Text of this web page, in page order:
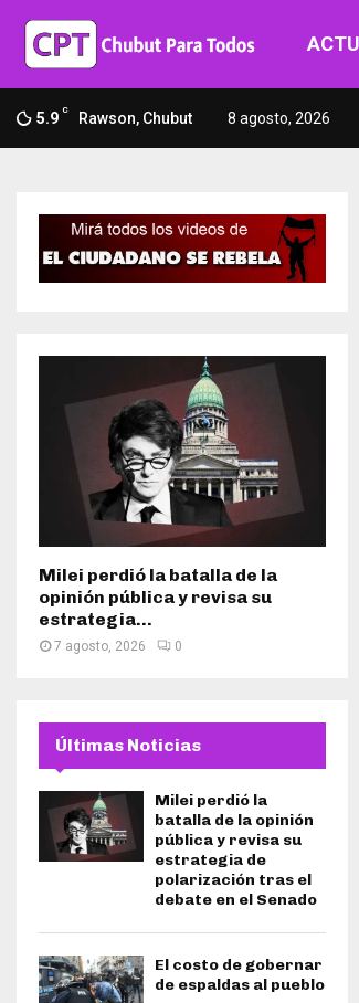
5.9 C Rawson, Chubut 8 agosto, 2026
Milei perdió la batalla de la
opinión pública y revisa su
estrategia...
7 agosto, 2026 0
Últimas Noticias
Milei perdió la
batalla de la opinión
pública y revisa su
estrategia de
polarización tras el
debate en el Senado
El costo de gobernar
de espaldas al pueblo